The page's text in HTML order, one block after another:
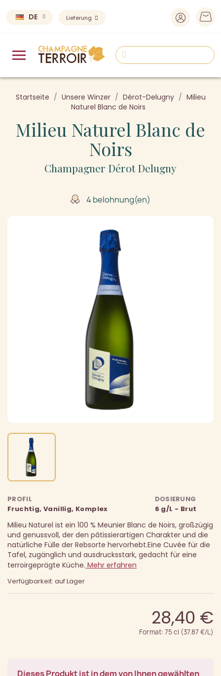
DE Lieferung
Startseite Unsere Winzer Dérot-Delugny
Milieu
Naturel Blanc de Noirs
Milieu Naturel Blanc de
Noirs
Champagner Dérot Delugny
4 belohnung(en)
PROFIL
Fruchtig, Vanillig, Komplex
DOSIERUNG
6 g/L - Brut
Milieu Naturel ist ein 100 % Meunier Blanc de Noirs, großzügig
und genussvoll, der den pâtissierartigen Charakter und die
natürliche Fülle der Rebsorte hervorhebt.Eine Cuvée für die
Tafel, zugänglich und ausdrucksstark, gedacht für eine
terroirgeprägte Küche. Mehr erfahren
Verfügbarkeit: auf Lager
28,40 €
Format: 75 cl (37.87 €/L)
Dieses Produkt ist in dem von Ihnen gewählten